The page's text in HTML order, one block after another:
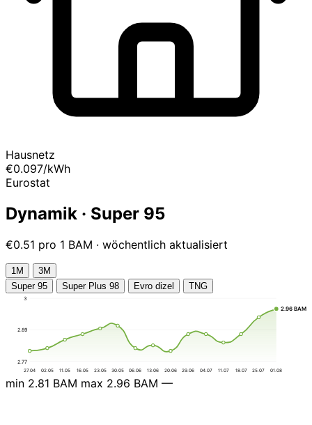
Hausnetz
€0.097/kWh
Eurostat
Dynamik · Super 95
€0.51 pro 1 BAM · wöchentlich aktualisiert
1М
3М
Super 95
Super Plus 98 Evro dizel TNG
2.77
2.89
3
27.04 02.05 11.05 16.05 23.05 30.05 06.06 13.06 20.06 29.06 04.07 11.07 18.07 25.07 01.08
2.96 BAM
min 2.81 BAM max 2.96 BAM —